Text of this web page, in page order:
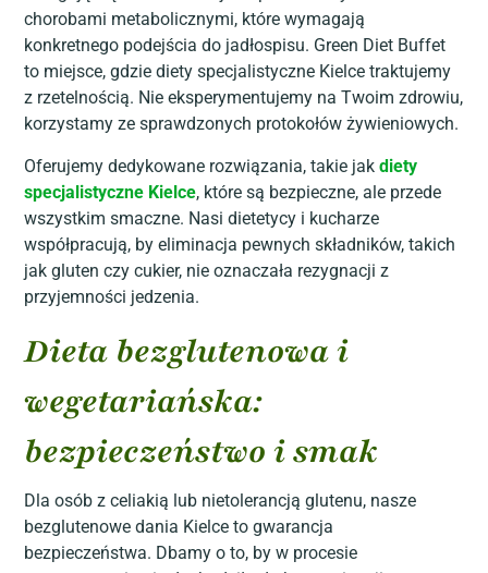
chorobami metabolicznymi, które wymagają
konkretnego podejścia do jadłospisu. Green Diet Buffet
to miejsce, gdzie diety specjalistyczne Kielce traktujemy
z rzetelnością. Nie eksperymentujemy na Twoim zdrowiu,
korzystamy ze sprawdzonych protokołów żywieniowych.
Oferujemy dedykowane rozwiązania, takie jakdiety
specjalistyczne Kielce, które są bezpieczne, ale przede
wszystkim smaczne. Nasi dietetycy i kucharze
współpracują, by eliminacja pewnych składników, takich
jak gluten czy cukier, nie oznaczała rezygnacji z
przyjemności jedzenia.
Dieta bezglutenowa i
wegetariańska:
bezpieczeństwo i smak
Dla osób z celiakią lub nietolerancją glutenu, nasze
bezglutenowe dania Kielce to gwarancja
bezpieczeństwa. Dbamy o to, by w procesie